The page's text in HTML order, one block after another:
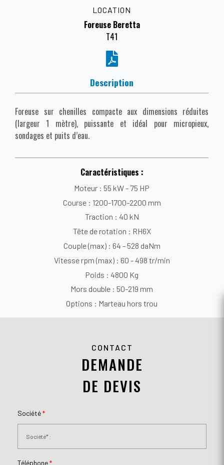
LOCATION
Foreuse Beretta
T41
Description
Foreuse sur chenilles compacte aux dimensions réduites
(largeur 1 mètre), puissante et idéal pour micropieux,
sondages et puits d’eau.
Caractéristiques :
Moteur : 55 kW - 75 HP
Course : 1200-1700-2200 mm
Traction : 40 kN
Tête de rotation : RH6X
Couple (max) : 64 - 528 daNm
Vitesse rpm (max) : 60 - 498 tr/min
Poids : 4800 Kg
Mors double : 50-219 mm
Options : Marteau hors trou
CONTACT
DEMANDE
DE DEVIS
Société*
Téléphone*